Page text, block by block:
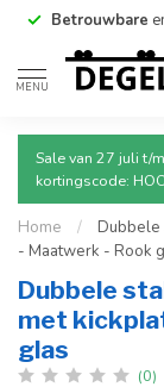
Betrouwbare
MENU
Sale van 27 juli t/
kortingscode:
Home /
Dubbele
- Maatwerk - Rook
Dubbele
met
glas
(0)